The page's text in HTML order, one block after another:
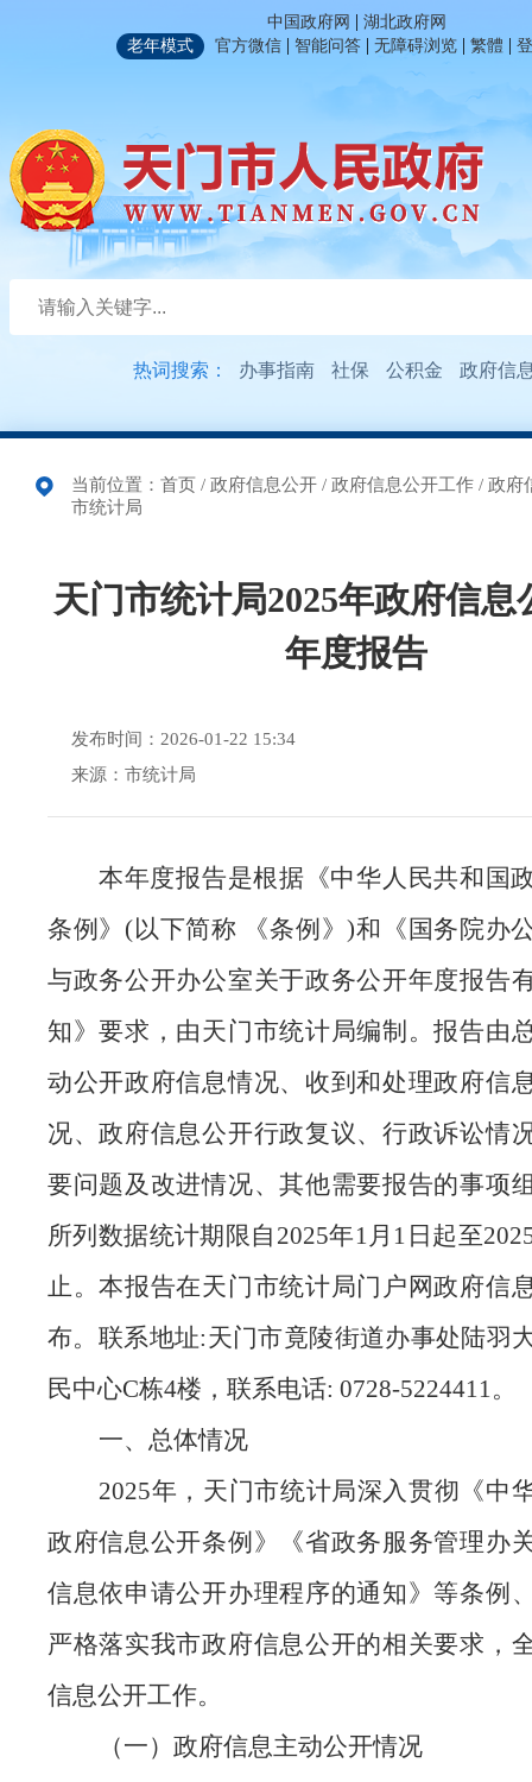
中国政府网 | 湖北政府网
老年模式
官方微信 | 智能问答 | 无障碍浏览 | 繁體 |
热词搜索： 办事指南 社保 公积金 政府信
当前位置： 首页 / 政府信息公开 / 政府信息公开工作 / 政府
市统计局
天门市统计局2025年政府信息
年度报告
发布时间：2026-01-22 15:34
来源：市统计局
本年度报告是根据《中华人民共和国
条例》 (以下简称 《条例》)和《国务院办
与政务公开办公室关于政务公开年度报告
知》要求，由天门市统计局编制。报告由
动公开政府信息情况、收到和处理政府信
况、政府信息公开行政复议、行政诉讼情
要问题及改进情况、其他需要报告的事项
所列数据统计期限自 2025年1月 1日 起至202
止。本报告在天门市统计局门户网政府信
布。联系地址:天门市竟陵街道办事处陆羽
民中心C栋4楼 ，联系电话: 0728-5224411。
一、总体情况
2025年，天门市统计局深入贯彻《中
政府信息公开条例》《省政务服务管理办
信息依申请公开办理程序的通知》等条例
严格落实我市政府信息公开的相关要求，
信息公开工作。
（一）政府信息主动公开情况